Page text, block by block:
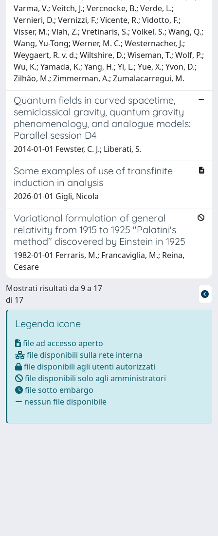
Varma, V.; Veitch, J.; Vercnocke, B.; Verde, L.;
Vernieri, D.; Vernizzi, F.; Vicente, R.; Vidotto, F.;
Visser, M.; Vlah, Z.; Vretinaris, S.; Völkel, S.; Wang, Q.;
Wang, Yu-Tong; Werner, M. C.; Westernacher, J.;
Weygaert, R. v. d.; Wiltshire, D.; Wiseman, T.; Wolf, P.;
Wu, K.; Yamada, K.; Yang, H.; Yi, L.; Yue, X.; Yvon, D.;
Zilhão, M.; Zimmerman, A.; Zumalacarregui, M.
Quantum fields in curved spacetime,
semiclassical gravity, quantum gravity
phenomenology, and analogue models:
Parallel session D4
2014-01-01 Fewster, C. J.; Liberati, S.
Some examples of use of transfinite
induction in analysis
2026-01-01 Gigli, Nicola
Variational formulation of general
relativity from 1915 to 1925 "Palatini's
method" discovered by Einstein in 1925
1982-01-01 Ferraris, M.; Francaviglia, M.; Reina,
Cesare
Mostrati risultati da 9 a 17
di 17
Legenda icone
file ad accesso aperto
file disponibili sulla rete interna
file disponibili agli utenti autorizzati
file disponibili solo agli amministratori
file sotto embargo
nessun file disponibile